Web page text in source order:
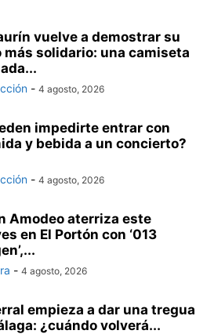
vuelve a demostrar su
más solidario: una camiseta
- 4 agosto, 2026
impedirte entrar con
y bebida a un concierto?
- 4 agosto, 2026
Amodeo aterriza este
en El Portón con ‘013
- 4 agosto, 2026
empieza a dar una tregua
¿cuándo volverá...